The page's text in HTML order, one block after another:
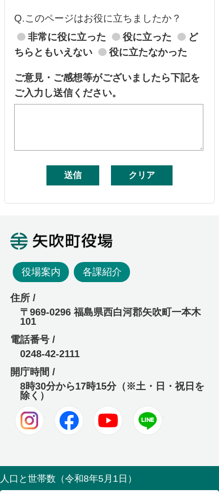
Q.このページはお役に立ちましたか？
非常に役に立った
役に立った
ど
ちらともいえない
役に立たなかった
ご意見・ご感想等がございましたら下記を
ご入力し送信ください。
役場案内 各課紹介
住所 /
〒969-0296 福島県西白河郡矢吹町一本木
101
電話番号 /
0248-42-2111
開庁時間 /
8時30分から17時15分（※土・日・祝日を
除く）
Instagram Facebook Youtube